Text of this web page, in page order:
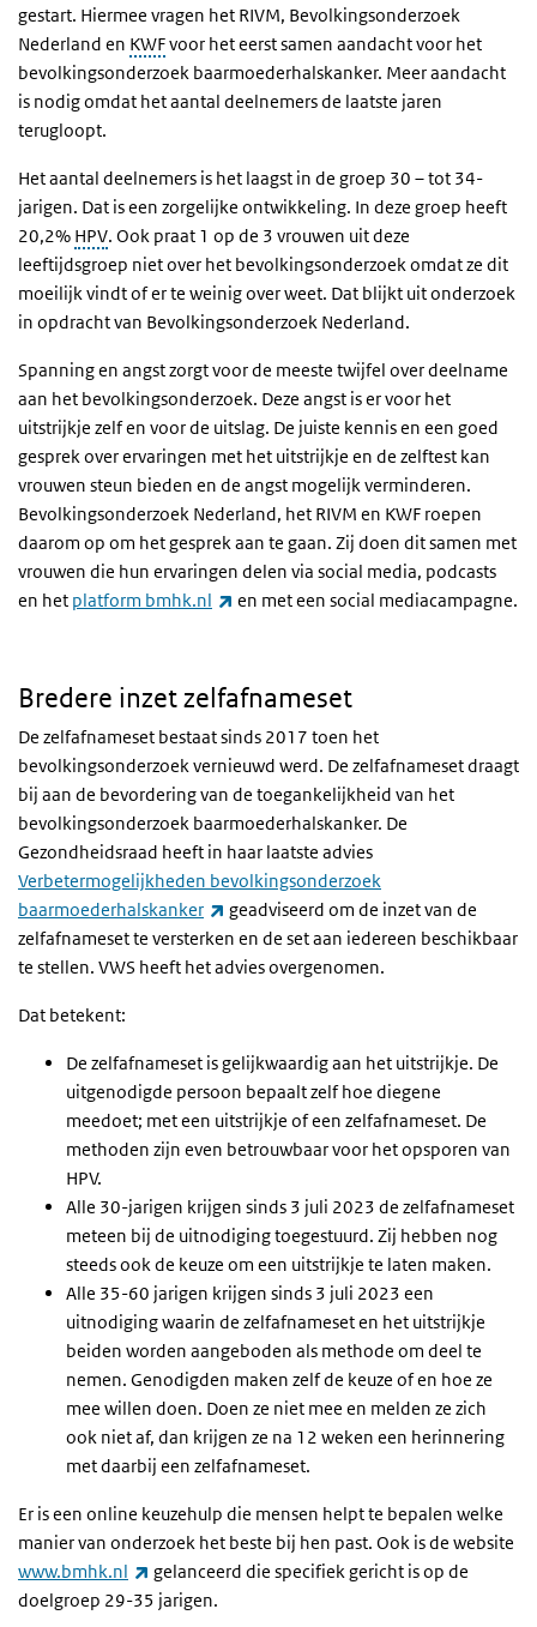
gestart. Hiermee vragen het RIVM, Bevolkingsonderzoek
Nederland en KWFvoor het eerst samen aandacht voor het
bevolkingsonderzoek baarmoederhalskanker. Meer aandacht
is nodig omdat het aantal deelnemers de laatste jaren
terugloopt.
Het aantal deelnemers is het laagst in de groep 30 – tot 34-
jarigen. Dat is een zorgelijke ontwikkeling. In deze groep heeft
20,2% HPV. Ook praat 1 op de 3 vrouwen uit deze
leeftijdsgroep niet over het bevolkingsonderzoek omdat ze dit
moeilijk vindt of er te weinig over weet. Dat blijkt uit onderzoek
in opdracht van Bevolkingsonderzoek Nederland.
Spanning en angst zorgt voor de meeste twijfel over deelname
aan het bevolkingsonderzoek. Deze angst is er voor het
uitstrijkje zelf en voor de uitslag. De juiste kennis en een goed
gesprek over ervaringen met het uitstrijkje en de zelftest kan
vrouwen steun bieden en de angst mogelijk verminderen.
Bevolkingsonderzoek Nederland, het RIVM en KWF roepen
daarom op om het gesprek aan te gaan. Zij doen dit samen met
vrouwen die hun ervaringen delen via social media, podcasts
en het platform bmhk.nl (externe link)
en met een social mediacampagne.
Bredere inzet zelfafnameset
De zelfafnameset bestaat sinds 2017 toen het
bevolkingsonderzoek vernieuwd werd. De zelfafnameset draagt
bij aan de bevordering van de toegankelijkheid van het
bevolkingsonderzoek baarmoederhalskanker. De
Gezondheidsraad heeft in haar laatste advies
Verbetermogelijkheden bevolkingsonderzoek
baarmoederhalskanker
(externe link)
geadviseerd om de inzet van de
zelfafnameset te versterken en de set aan iedereen beschikbaar
te stellen. VWS heeft het advies overgenomen.
Dat betekent:
De zelfafnameset is gelijkwaardig aan het uitstrijkje. De
uitgenodigde persoon bepaalt zelf hoe diegene
meedoet; met een uitstrijkje of een zelfafnameset. De
methoden zijn even betrouwbaar voor het opsporen van
HPV.
Alle 30-jarigen krijgen sinds 3 juli 2023 de zelfafnameset
meteen bij de uitnodiging toegestuurd. Zij hebben nog
steeds ook de keuze om een uitstrijkje te laten maken.
Alle 35-60 jarigen krijgen sinds 3 juli 2023 een
uitnodiging waarin de zelfafnameset en het uitstrijkje
beiden worden aangeboden als methode om deel te
nemen. Genodigden maken zelf de keuze of en hoe ze
mee willen doen. Doen ze niet mee en melden ze zich
ook niet af, dan krijgen ze na 12 weken een herinnering
met daarbij een zelfafnameset.
Er is een online keuzehulp die mensen helpt te bepalen welke
manier van onderzoek het beste bij hen past. Ook is de website
www.bmhk.nl
(externe link)
gelanceerd die specifiek gericht is op de
doelgroep 29-35 jarigen.